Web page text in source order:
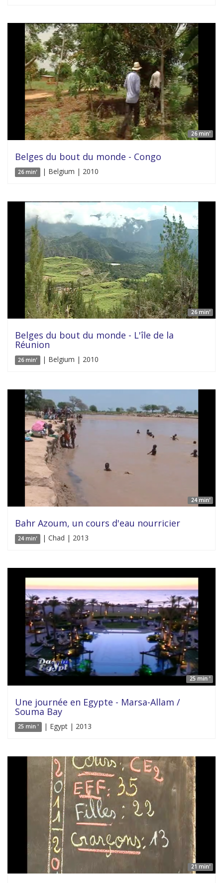
26 min'
Belges du bout du monde - Congo
26 min' | Belgium | 2010
26 min'
Belges du bout du monde - L'île de la
Réunion
26 min' | Belgium | 2010
24 min'
Bahr Azoum, un cours d'eau nourricier
24 min' | Chad | 2013
25 min '
Une journée en Egypte - Marsa-Allam /
Souma Bay
25 min ' | Egypt | 2013
21 min'